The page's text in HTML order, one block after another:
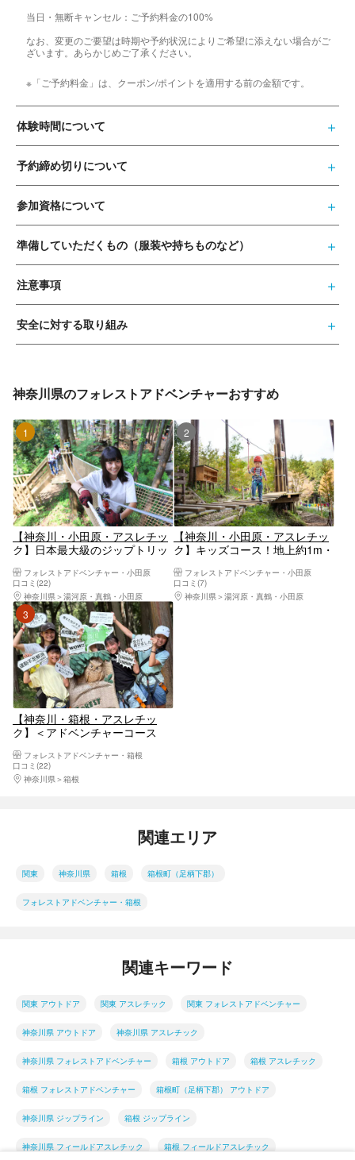
当日・無断キャンセル：ご予約料金の100%
なお、変更のご要望は時期や予約状況によりご希望に添えない場合がご
ざいます。あらかじめご了承ください。
※「ご予約料金」は、クーポン/ポイントを適用する前の金額です。
体験時間について
予約締め切りについて
参加資格について
準備していただくもの（服装や持ちものなど）
注意事項
安全に対する取り組み
神奈川県のフォレストアドベンチャーおすすめ
1位
【神奈川・小田原・アスレチッ
ク】日本最大級のジップトリッ
て13本のジップラインを楽しも
う！
フォレストアドベンチャー・小田原
口コミ(22)
神奈川県
湯河原・真鶴・小田原
2位
【神奈川・小田原・アスレチッ
ク】キッズコース！地上約1m・
る フォレストアドベンチャー・小田原
口コミ(7)
神奈川県
湯河原・真鶴・小田原
3位
【神奈川・箱根・アスレチッ
ク】＜アドベンチャーコース
本気で楽しめるチャレンジング
なコース！（約120分）
フォレストアドベンチャー・箱根
口コミ(22)
神奈川県
箱根
関連エリア
関東 神奈川県 箱根 箱根町（足柄下郡）
フォレストアドベンチャー・箱根
関連キーワード
関東 アウトドア 関東 アスレチック 関東 フォレストアドベンチャー
神奈川県 アウトドア 神奈川県 アスレチック
神奈川県 フォレストアドベンチャー 箱根 アウトドア 箱根 アスレチック
箱根 フォレストアドベンチャー 箱根町（足柄下郡） アウトドア
神奈川県 ジップライン 箱根 ジップライン
神奈川県 フィールドアスレチック 箱根 フィールドアスレチック